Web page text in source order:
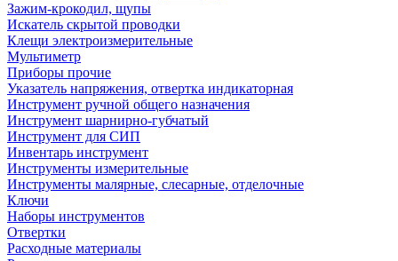
Зажим-крокодил, щупы
Искатель скрытой проводки
Клещи электроизмерительные
Мультиметр
Приборы прочие
Указатель напряжения, отвертка индикаторная
Инструмент ручной общего назначения
Инструмент шарнирно-губчатый
Инструмент для СИП
Инвентарь инструмент
Инструменты измерительные
Инструменты малярные, слесарные, отделочные
Ключи
Наборы инструментов
Отвертки
Расходные материалы